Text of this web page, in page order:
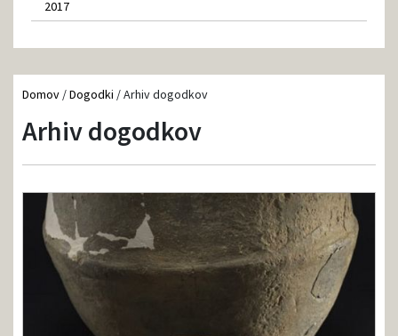
2017
Domov /Dogodki /Arhiv dogodkov
Arhiv dogodkov